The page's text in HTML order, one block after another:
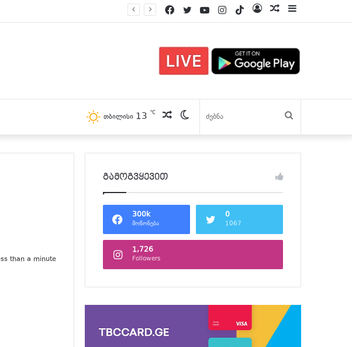
პოსტები
Log
TikTok
Instagram
YouTube
Twitter
Facebook
Switch
skin
პოსტები
თბილისი 13 ℃
than a minute
გამოგვყევით
300k
მოწონება
0
1067
1,726
Followers